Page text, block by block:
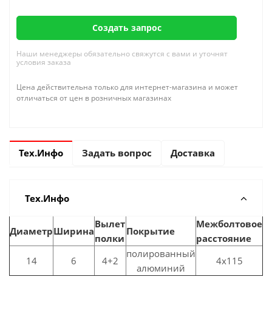
Создать запрос
Наши менеджеры обязательно свяжутся с вами и уточнят
условия заказа
Цена действительна только для интернет-магазина и может
отличаться от цен в розничных магазинах
Тех.Инфо Задать вопрос Доставка
Тех.Инфо
ДиаметрШирина
Вылет
полки
Покрытие
Межболтовое
расстояние
14
6 4+2
полированный
алюминий
4x115